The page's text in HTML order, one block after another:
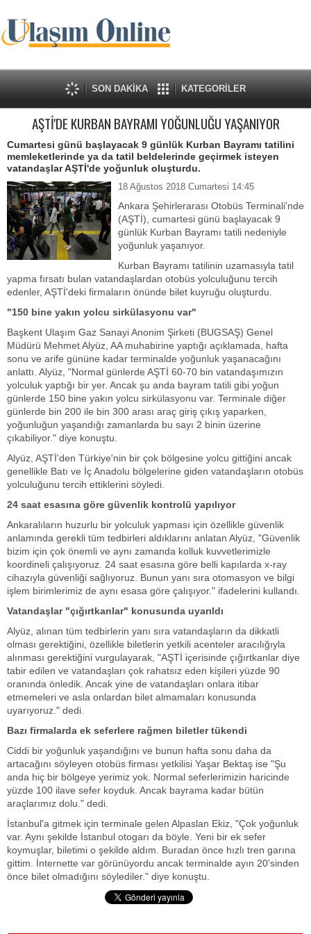
SON DAKİKA KATEGORİLER
AŞTİ'DE KURBAN BAYRAMI YOĞUNLUĞU YAŞANIYOR
Cumartesi günü başlayacak 9 günlük Kurban Bayramı tatilini
memleketlerinde ya da tatil beldelerinde geçirmek isteyen
vatandaşlar AŞTİ'de yoğunluk oluşturdu.
18 Ağustos 2018 Cumartesi 14:45
Ankara Şehirlerarası Otobüs Terminali'nde
(AŞTİ), cumartesi günü başlayacak 9
günlük Kurban Bayramı tatili nedeniyle
yoğunluk yaşanıyor.
Kurban Bayramı tatilinin uzamasıyla tatil
yapma fırsatı bulan vatandaşlardan otobüs yolculuğunu tercih
edenler, AŞTİ'deki firmaların önünde bilet kuyruğu oluşturdu.
"150 bine yakın yolcu sirkülasyonu var"
Başkent Ulaşım Gaz Sanayi Anonim Şirketi (BUGSAŞ) Genel
Müdürü Mehmet Alyüz, AA muhabirine yaptığı açıklamada, hafta
sonu ve arife gününe kadar terminalde yoğunluk yaşanacağını
anlattı. Alyüz, "Normal günlerde AŞTİ 60-70 bin vatandaşımızın
yolculuk yaptığı bir yer. Ancak şu anda bayram tatili gibi yoğun
günlerde 150 bine yakın yolcu sirkülasyonu var. Terminale diğer
günlerde bin 200 ile bin 300 arası araç giriş çıkış yaparken,
yoğunluğun yaşandığı zamanlarda bu sayı 2 binin üzerine
çıkabiliyor." diye konuştu.
Alyüz, AŞTİ'den Türkiye'nin bir çok bölgesine yolcu gittiğini ancak
genellikle Batı ve İç Anadolu bölgelerine giden vatandaşların otobüs
yolculuğunu tercih ettiklerini söyledi.
24 saat esasına göre güvenlik kontrolü yapılıyor
Ankaralıların huzurlu bir yolculuk yapması için özellikle güvenlik
anlamında gerekli tüm tedbirleri aldıklarını anlatan Alyüz, "Güvenlik
bizim için çok önemli ve aynı zamanda kolluk kuvvetlerimizle
koordineli çalışıyoruz. 24 saat esasına göre belli kapılarda x-ray
cihazıyla güvenliği sağlıyoruz. Bunun yanı sıra otomasyon ve bilgi
işlem birimlerimiz de aynı esasa göre çalışıyor." ifadelerini kullandı.
Vatandaşlar "çığırtkanlar" konusunda uyarıldı
Alyüz, alınan tüm tedbirlerin yanı sıra vatandaşların da dikkatli
olması gerektiğini, özellikle biletlerin yetkili acenteler aracılığıyla
alınması gerektiğini vurgulayarak, "AŞTİ içerisinde çığırtkanlar diye
tabir edilen ve vatandaşları çok rahatsız eden kişileri yüzde 90
oranında önledik. Ancak yine de vatandaşları onlara itibar
etmemeleri ve asla onlardan bilet almamaları konusunda
uyarıyoruz." dedi.
Bazı firmalarda ek seferlere rağmen biletler tükendi
Ciddi bir yoğunluk yaşandığını ve bunun hafta sonu daha da
artacağını söyleyen otobüs firması yetkilisi Yaşar Bektaş ise "Şu
anda hiç bir bölgeye yerimiz yok. Normal seferlerimizin haricinde
yüzde 100 ilave sefer koyduk. Ancak bayrama kadar bütün
araçlarımız dolu." dedi.
İstanbul'a gitmek için terminale gelen Alpaslan Ekiz, "Çok yoğunluk
var. Aynı şekilde İstanbul otogarı da böyle. Yeni bir ek sefer
koymuşlar, biletimi o şekilde aldım. Buradan önce hızlı tren garına
gittim. İnternette var görünüyordu ancak terminalde ayın 20'sinden
önce bilet olmadığını söylediler." diye konuştu.